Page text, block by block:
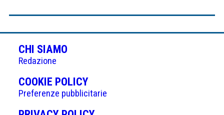
CHI SIAMO
Redazione
COOKIE POLICY(APRE
IN
UNA
Preferenze pubblicitarie